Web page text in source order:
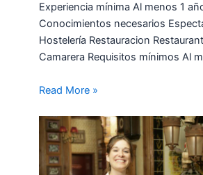
Experiencia mínima Al menos 1
Conocimientos necesarios
Hostelería Restauracion
Camarera Requisitos mínimos Al
Read More »